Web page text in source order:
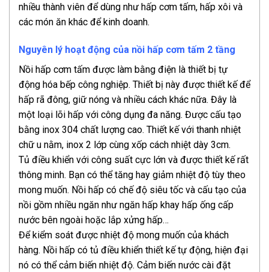
nhiều thành viên để dùng như hấp cơm tấm, hấp xôi và
các món ăn khác để kinh doanh.
Nguyên lý hoạt động của nồi hấp cơm tấm 2 tầng
Nồi hấp cơm tấm được làm bằng điện là thiết bị tự
động hóa bếp công nghiệp. Thiết bị này được thiết kế để
hấp rã đông, giữ nóng và nhiều cách khác nữa. Đây là
một loại lõi hấp với công dụng đa năng. Được cấu tạo
bằng inox 304 chất lượng cao. Thiết kế với thanh nhiệt
chữ u nằm, inox 2 lớp cùng xốp cách nhiệt dày 3cm.
Tủ điều khiển với công suất cực lớn và được thiết kế rất
thông minh. Bạn có thể tăng hay giảm nhiệt độ tùy theo
mong muốn. Nồi hấp có chế độ siêu tốc và cấu tạo của
nồi gồm nhiều ngăn như ngăn hấp khay hấp ống cấp
nước bên ngoài hoặc lắp xửng hấp…
Để kiểm soát được nhiệt độ mong muốn của khách
hàng. Nồi hấp có tủ điều khiển thiết kế tự động, hiện đại
nó có thể cảm biến nhiệt độ. Cảm biến nước cài đặt